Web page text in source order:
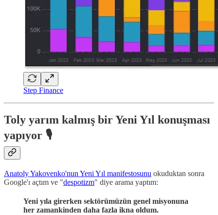
Step Finance
Toly yarım kalmış bir Yeni Yıl konuşması
yapıyor 🎙️
Anatoly Yakovenko'nun Yeni Yıl manifestosunu okuduktan sonra
Google'ı açtım ve "despotizm" diye arama yaptım:
Yeni yıla girerken sektörümüzün genel misyonuna
her zamankinden daha fazla ikna oldum.